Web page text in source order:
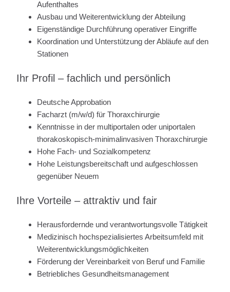
Aufenthaltes
Ausbau und Weiterentwicklung der Abteilung
Eigenständige Durchführung operativer Eingriffe
Koordination und Unterstützung der Abläufe auf den
Stationen
Ihr Profil – fachlich und persönlich
Deutsche Approbation
Facharzt (m/w/d) für Thoraxchirurgie
Kenntnisse in der multiportalen oder uniportalen
thorakoskopisch-minimalinvasiven Thoraxchirurgie
Hohe Fach- und Sozialkompetenz
Hohe Leistungsbereitschaft und aufgeschlossen
gegenüber Neuem
Ihre Vorteile – attraktiv und fair
Herausfordernde und verantwortungsvolle Tätigkeit
Medizinisch hochspezialisiertes Arbeitsumfeld mit
Weiterentwicklungsmöglichkeiten
Förderung der Vereinbarkeit von Beruf und Familie
Betriebliches Gesundheitsmanagement